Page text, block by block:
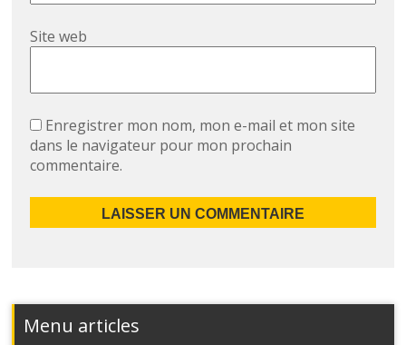
Site web
Enregistrer mon nom, mon e-mail et mon site
dans le navigateur pour mon prochain
commentaire.
Menu articles